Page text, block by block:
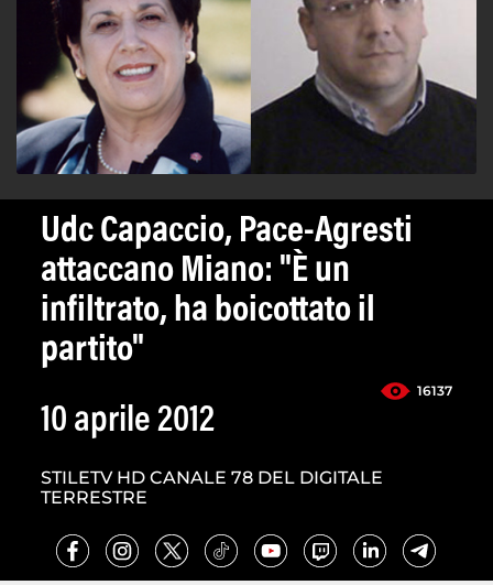
Udc Capaccio, Pace-Agresti
attaccano Miano: "È un
infiltrato, ha boicottato il
partito"
16137
10 aprile 2012
STILETV HD CANALE 78 DEL DIGITALE
TERRESTRE